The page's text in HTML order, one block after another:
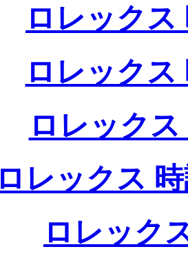
ロレックス
ロレックス
ロレック
ロレックス
ロレック